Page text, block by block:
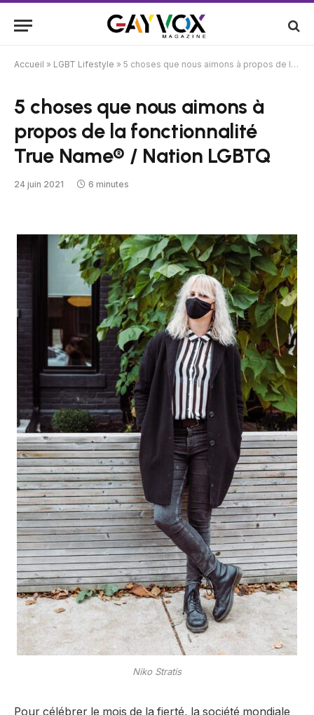
Accueil » LGBT Lifestyle » 5 choses que nous aimons à propos de la fonctionnalité True Name® / Nation LGBTQ
5 choses que nous aimons à
propos de la fonctionnalité
True Name® / Nation LGBTQ
24 juin 2021 6 minutes
Niko Stratis
Pour célébrer le mois de la fierté, la société mondiale